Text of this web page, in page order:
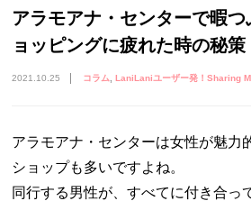
アラモアナ・センターで暇
ョッピングに疲れた時の秘策
2021.10.25 コラム LaniLaniユーザー発！Sharing
アラモアナ・センターは女性が魅力
ショップも多いですよね。
同行する男性が、すべてに付き合っ